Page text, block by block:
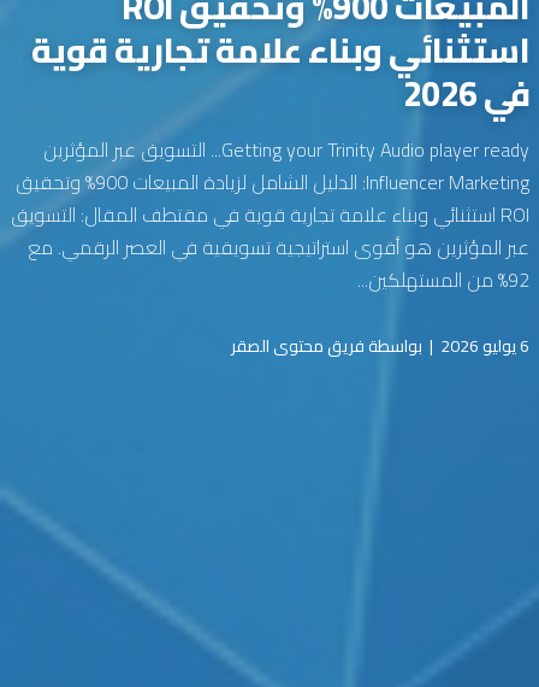
استثنائي وبناء علامة تجارية قوية
في 2026
Getting your Trinity Audio player ready... التسويق عبر المؤثرين
Influencer Marketing: الدليل الشامل لزيادة المبيعات 900% وتحقيق
ROI استثنائي وبناء علامة تجارية قوية في مقتطف المقال: التسويق
عبر المؤثرين هو أقوى استراتيجية تسويقية في العصر الرقمي. مع
92% من المستهلكين...
6 يوليو 2026 | بواسطة فريق محتوى الصقر